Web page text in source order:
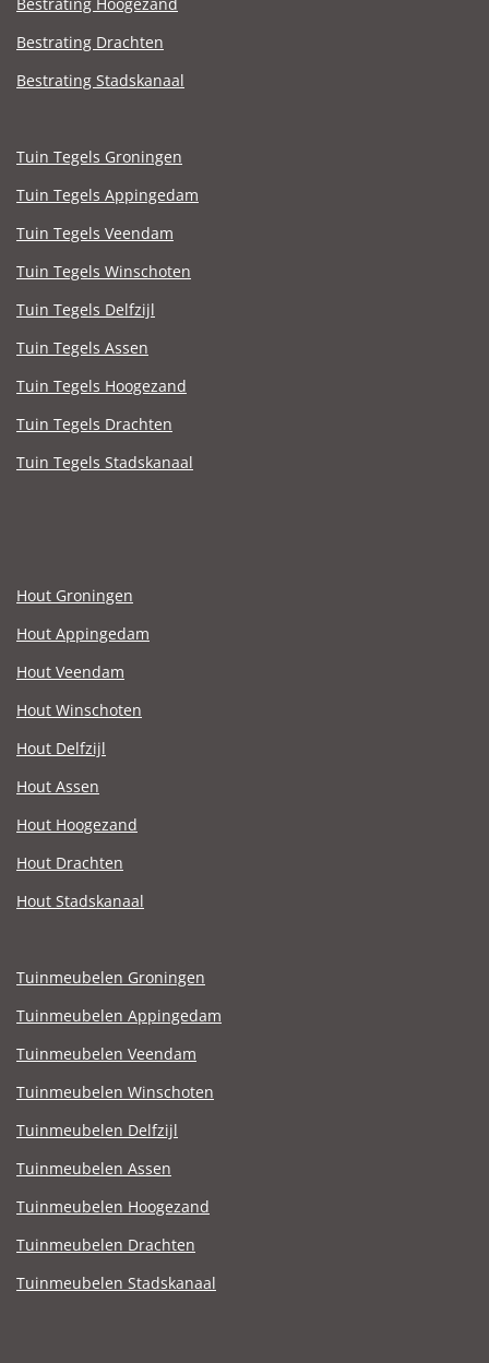
Bestrating Drachten
Bestrating Stadskanaal
Tuin Tegels Groningen
Tuin Tegels Appingedam
Tuin Tegels Veendam
Tuin Tegels Winschoten
Tuin Tegels Delfzijl
Tuin Tegels Assen
Tuin Tegels Hoogezand
Tuin Tegels Drachten
Tuin Tegels Stadskanaal
Hout Groningen
Hout Appingedam
Hout Veendam
Hout Winschoten
Hout Delfzijl
Hout Assen
Hout Hoogezand
Hout Drachten
Hout Stadskanaal
Tuinmeubelen Groningen
Tuinmeubelen Appingedam
Tuinmeubelen Veendam
Tuinmeubelen Winschoten
Tuinmeubelen Delfzijl
Tuinmeubelen Assen
Tuinmeubelen Hoogezand
Tuinmeubelen Drachten
Tuinmeubelen Stadskanaal